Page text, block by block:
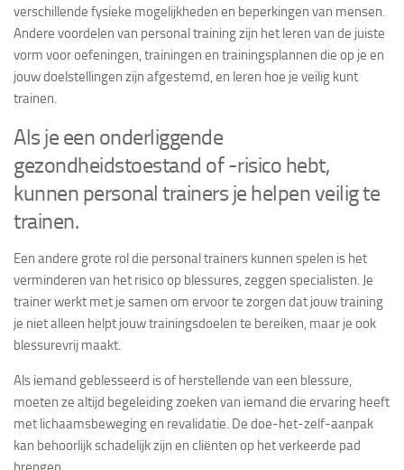
verschillende fysieke mogelijkheden en beperkingen van mensen.
Andere voordelen van personal training zijn het leren van de juiste
vorm voor oefeningen, trainingen en trainingsplannen die op je en
jouw doelstellingen zijn afgestemd, en leren hoe je veilig kunt
trainen.
Als je een onderliggende
gezondheidstoestand of -risico hebt,
kunnen personal trainers je helpen veilig te
trainen.
Een andere grote rol die personal trainers kunnen spelen is het
verminderen van het risico op blessures, zeggen specialisten. Je
trainer werkt met je samen om ervoor te zorgen dat jouw training
je niet alleen helpt jouw trainingsdoelen te bereiken, maar je ook
blessurevrij maakt.
Als iemand geblesseerd is of herstellende van een blessure,
moeten ze altijd begeleiding zoeken van iemand die ervaring heeft
met lichaamsbeweging en revalidatie. De doe-het-zelf-aanpak
kan behoorlijk schadelijk zijn en cliënten op het verkeerde pad